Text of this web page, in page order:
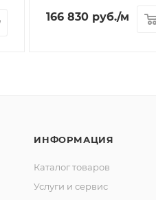
166 830 руб./м
ИНФОРМАЦИЯ
Каталог товаров
Услуги и сервис